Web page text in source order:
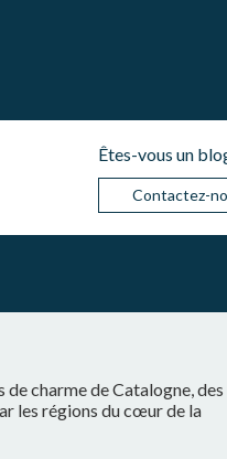
Êtes-vous un
Contactez-
charme de Catalogne, des
les régions du cœur de la